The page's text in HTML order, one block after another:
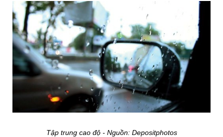
Tập trung cao độ - Nguồn: Depositphotos